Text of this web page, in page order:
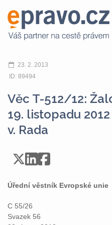
23. 2. 2013
ID: 89494
Věc T-512/12:
19. listopadu
v. Rada
Úřední věstník Evropské unie
C 55/26
Svazek 56